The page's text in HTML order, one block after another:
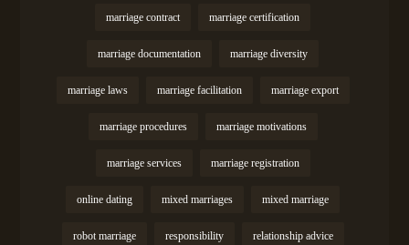
marriage certification
marriage contract
marriage diversity
marriage documentation
marriage export
marriage facilitation
marriage laws
marriage motivations
marriage procedures
marriage registration
marriage services
mixed marriage
mixed marriages
online dating
relationship advice
responsibility
robot marriage